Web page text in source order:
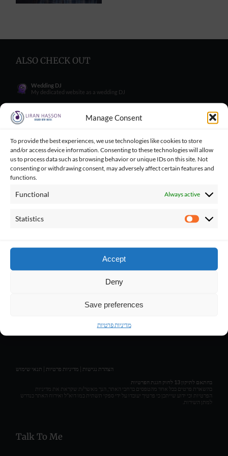
Manage Consent
To provide the best experiences, we use technologies like cookies to store
and/or access device information. Consenting to these technologies will allow
us to process data such as browsing behavior or unique IDs on this site. Not
consenting or withdrawing consent, may adversely affect certain features and
functions.
Functional Always active
Statistics Statistics
Accept
Deny
Save preferences
מדיניות פרטיות
ALSO CHECK OUT
Wedding DJ
My dedicated website as a wedding DJ
My dedicated website as a wedding Singer
Wedding Tips for Engaged Couples
Wedding tips facebook group for engaged couples
Balloncini
My wife's business - balloons for wedding
Playbacks Catalog
LIRAN HASSON • COMPOSER & MUSIC PRODUCER
הצהרת נגישות מדיניות פרטיות
תנאי שימוש
בהתאם לתיקון 13 לחוק הגנת הפרטיות
בהשארת פרטים בכל אחד מהטפסים ברחבי האתר, הנך מאשר/ת שקראת את מדיניות
הפרטיות וכי ידוע שייתכן כי פרטיך יעובדו על ידי ספקי תשתית כמו דוא"ל ואירוח האתר כנדרש
למתן השירות.
Talk To Me